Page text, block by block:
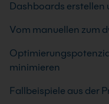
Dashboards erstellen
Vom manuellen zum
minimieren
Fallbeispiele aus der